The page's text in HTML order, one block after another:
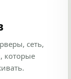
сеть,
которые